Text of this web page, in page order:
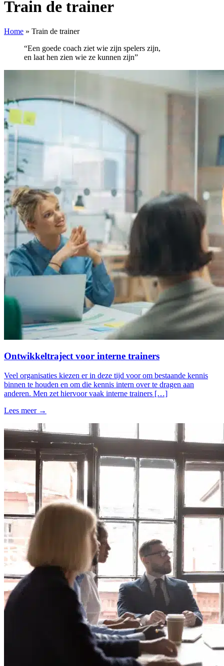
Train de trainer
Home » Train de trainer
“Een goede coach ziet wie zijn spelers zijn,
en laat hen zien wie ze kunnen zijn”
Ontwikkeltraject voor interne trainers
Veel organisaties kiezen er in deze tijd voor om bestaande kennis
binnen te houden en om die kennis intern over te dragen aan
anderen. Men zet hiervoor vaak interne trainers […]
Lees meer →